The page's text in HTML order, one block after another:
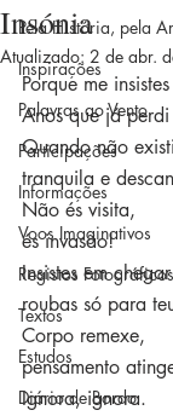
Pela História, pela
Inspirações
Palavras ao Vento
Participações
Informações
Voos Imaginativos
Registos Fotográficos
Textos
Estudos
Diário de Bordo
Insónia
Atualizado: 2 de abr.
Porque me
Anos que já
Quando não
tranquila e
Não és visita,
és invasão!
Insistes em
roubas só para
Corpo remexe,
pensamento
Ignora, ignora.